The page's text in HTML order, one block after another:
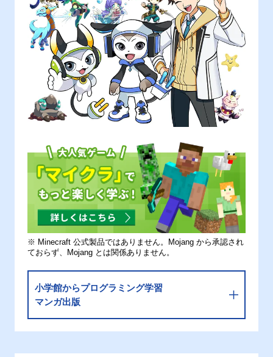
※ Minecraft 公式製品ではありません。Mojang から承認され
ておらず、Mojang とは関係ありません。
小学館からプログラミング学習
マンガ出版